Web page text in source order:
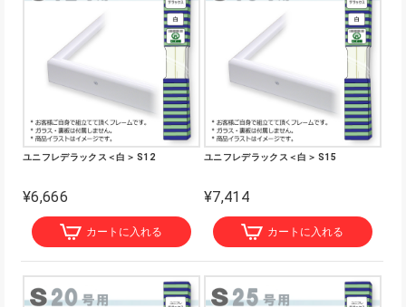
ユニフレデラックス＜白＞ S12
¥6,666
カートに入れる
ユニフレデラックス＜白＞ S15
¥7,414
カートに入れる